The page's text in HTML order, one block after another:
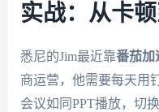
实战：从卡
悉尼的Jim最近靠番茄加
商运营，他需要每天用
会议如同PPT播放，切